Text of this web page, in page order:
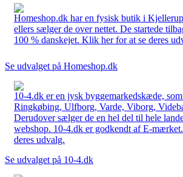
Homeshop.dk har en fysisk butik i
ellers sælger de over nettet. De startede
100 % danskejet. Klik her for at se deres
Se udvalget på Homeshop.dk
10-4.dk er en jysk byggemarkedskæde,
Ringkøbing, Ulfborg, Varde, Viborg,
Derudover sælger de en hel del til hele
webshop. 10-4.dk er godkendt af E-
deres udvalg.
Se udvalget på 10-4.dk